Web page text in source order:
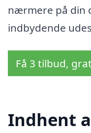
nærmere på din
indbydende
Få 3 tilbud,
Indhent